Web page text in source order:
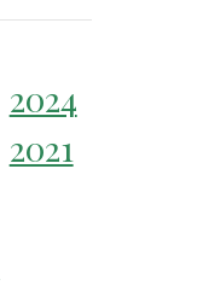
2024
2021